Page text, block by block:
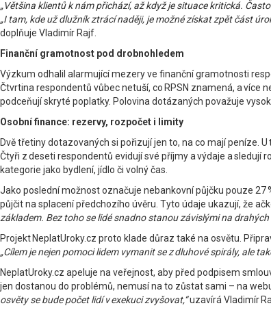
„Většina klientů k nám přichází, až když je situace kritická.
„I tam, kde už dlužník ztrácí naději, je možné získat zpět část
doplňuje Vladimír Rajf.
Finanční gramotnost pod drobnohledem
Výzkum odhalil alarmující mezery ve finanční gramotnosti
Čtvrtina respondentů vůbec netuší, co RPSN znamená, a více
podceňují skryté poplatky. Polovina dotázaných považuje
Osobní finance: rezervy, rozpočet i limity
Dvě třetiny dotazovaných si pořizují jen to, na co mají peníze.
Čtyři z deseti respondentů evidují své příjmy a výdaje a
kategorie jako bydlení, jídlo či volný čas.
Jako poslední možnost označuje nebankovní půjčku pouze 27
půjčit na splacení předchozího úvěru. Tyto údaje ukazují, že
základem. Bez toho se lidé snadno stanou závislými na
Projekt NeplatUroky.cz proto klade důraz také na osvětu.
„Cílem je nejen pomoci lidem vymanit se z dluhové spirály, ale
NeplatUroky.cz apeluje na veřejnost, aby před podpisem
jen dostanou do problémů, nemusí na to zůstat sami – na
osvěty se bude počet lidí v exekuci zvyšovat,“uzavírá Vladimír